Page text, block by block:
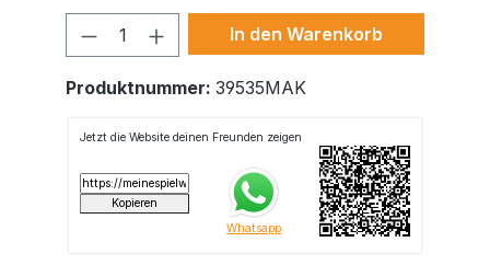
Produkt Anzahl: Gib den
In den Warenkorb
Produktnummer: 39535MAK